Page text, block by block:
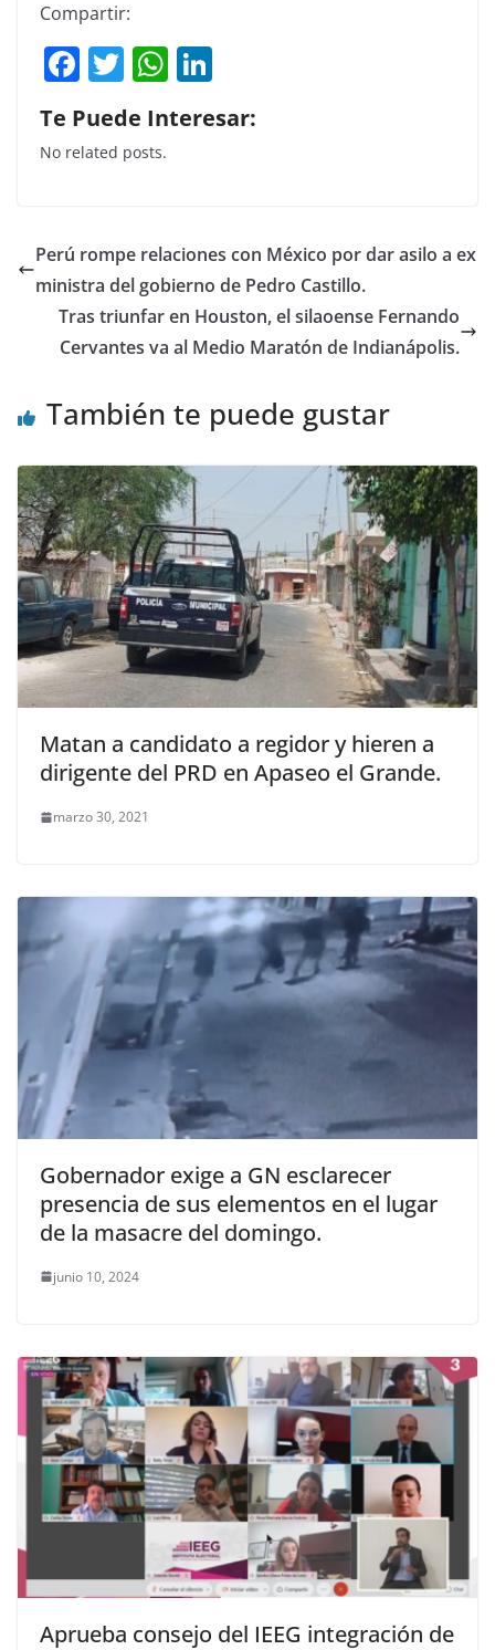
Compartir:
F
a
c
e
o
o
k
T
w
itt
er
W
h
at
p
p
k
n
Te Puede Interesar:
No related posts.
Perú rompe relaciones con México por dar asilo a ex
ministra del gobierno de Pedro Castillo.
Tras triunfar en Houston, el silaoense Fernando
Cervantes va al Medio Maratón de Indianápolis.
También te puede gustar
Matan a candidato a regidor y hieren a
dirigente del PRD en Apaseo el Grande.
marzo 30, 2021
Gobernador exige a GN esclarecer
presencia de sus elementos en el lugar
de la masacre del domingo.
junio 10, 2024
Aprueba consejo del IEEG integración de